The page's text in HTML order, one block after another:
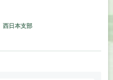
西日本支部